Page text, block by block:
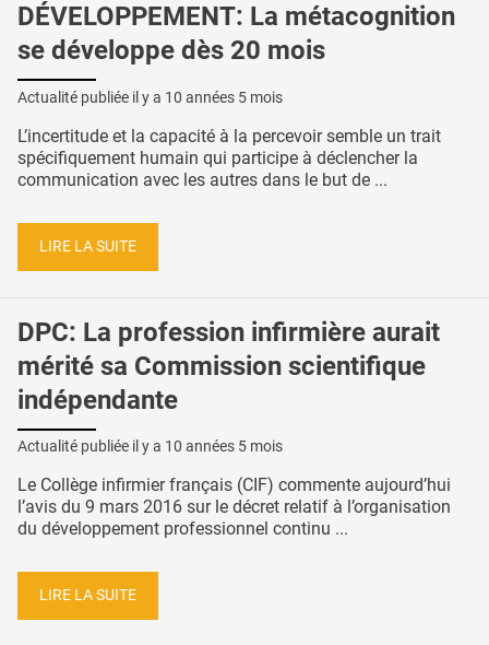
DÉVELOPPEMENT: La métacognition
se développe dès 20 mois
Actualité publiée il y a 10 années 5 mois
L’incertitude et la capacité à la percevoir semble un trait
spécifiquement humain qui participe à déclencher la
communication avec les autres dans le but de ...
LIRE LA SUITE
DPC: La profession infirmière aurait
mérité sa Commission scientifique
indépendante
Actualité publiée il y a 10 années 5 mois
Le Collège infirmier français (CIF) commente aujourd’hui
l’avis du 9 mars 2016 sur le décret relatif à l’organisation
du développement professionnel continu ...
LIRE LA SUITE